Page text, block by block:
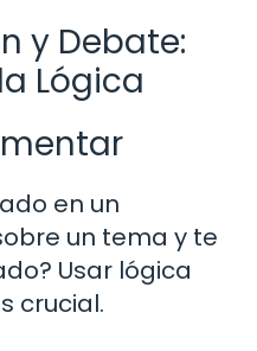
y Debate:
Lógica
en un
un tema y te
Usar lógica
crucial.